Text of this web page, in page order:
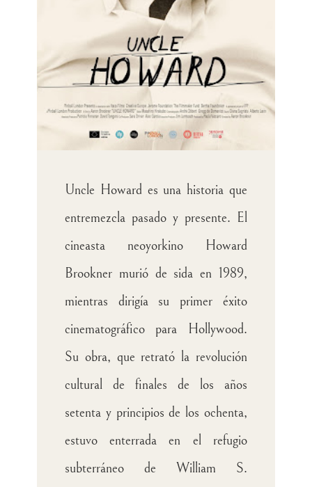
Uncle Howard es una historia que
entremezcla pasado y presente. El
cineasta neoyorkino Howard
Brookner murió de sida en 1989,
mientras dirigía su primer éxito
cinematográfico para Hollywood.
Su obra, que retrató la revolución
cultural de finales de los años
setenta y principios de los ochenta,
estuvo enterrada en el refugio
subterráneo de William S.